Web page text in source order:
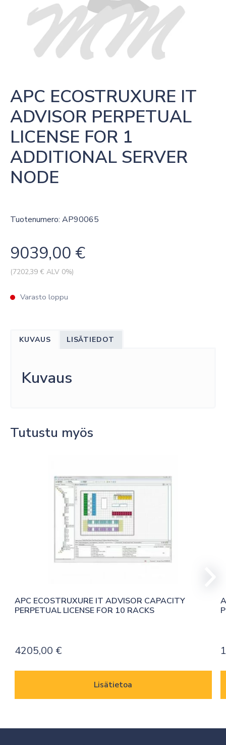
APC ECOSTRUXURE IT
ADVISOR PERPETUAL
LICENSE FOR 1
ADDITIONAL SERVER
NODE
Tuotenumero: AP90065
9039,00 €
(7202,39 € ALV 0%)
Varasto loppu
KUVAUS LISÄTIEDOT
Kuvaus
Tutustu myös
APC ECOSTRUXURE IT ADVISOR CAPACITY
PERPETUAL LICENSE FOR 10 RACKS
4205,00 €
Lisätietoa